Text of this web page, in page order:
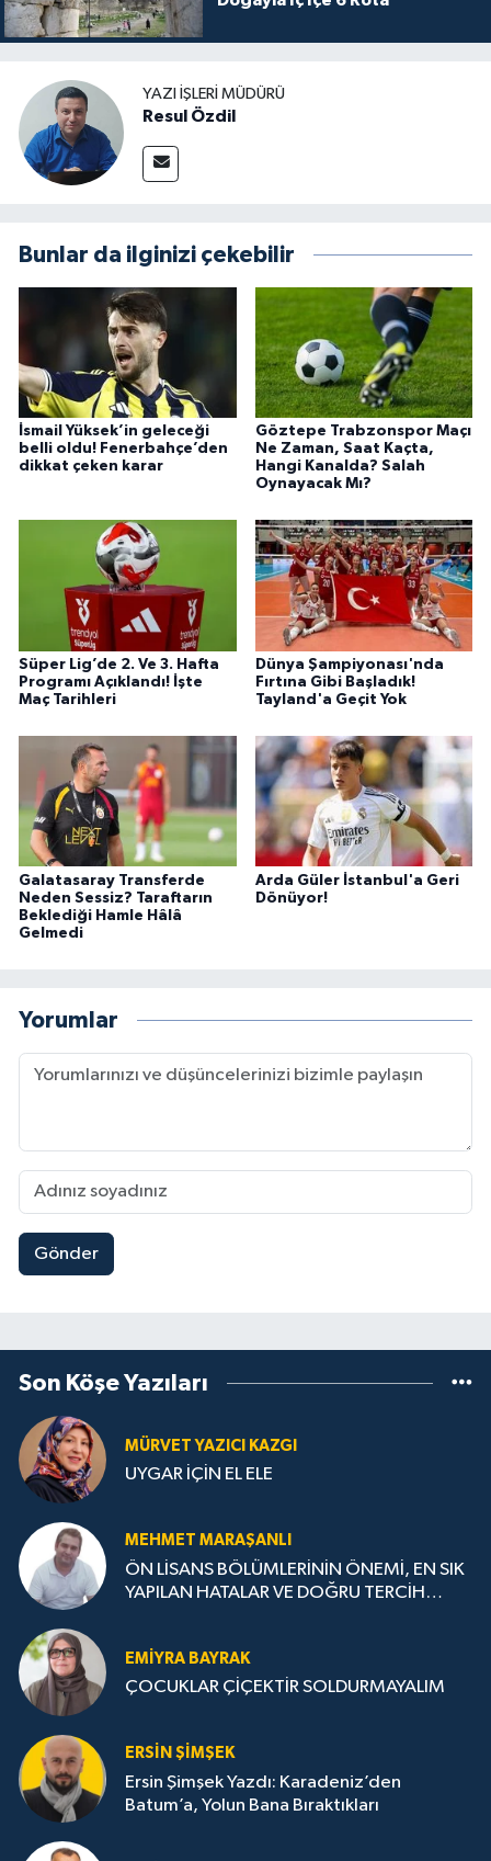
YAZI İŞLERI MÜDÜRÜ
Resul Özdil
Bunlar da ilginizi çekebilir
İsmail Yüksek’in geleceği
belli oldu! Fenerbahçe’den
dikkat çeken karar
Göztepe Trabzonspor Maçı
Ne Zaman, Saat Kaçta,
Hangi Kanalda? Salah
Oynayacak Mı?
Süper Lig’de 2. Ve 3. Hafta
Programı Açıklandı! İşte
Maç Tarihleri
Dünya Şampiyonası'nda
Fırtına Gibi Başladık!
Tayland'a Geçit Yok
Galatasaray Transferde
Neden Sessiz? Taraftarın
Beklediği Hamle Hâlâ
Gelmedi
Arda Güler İstanbul'a Geri
Dönüyor!
Yorumlar
Gönder
Son Köşe Yazıları
MÜRVET YAZICI KAZGI
UYGAR İÇİN EL ELE
MEHMET MARAŞANLI
ÖN LİSANS BÖLÜMLERİNİN ÖNEMİ, EN SIK
YAPILAN HATALAR VE DOĞRU TERCİH
EMIYRA BAYRAK
ÇOCUKLAR ÇİÇEKTİR SOLDURMAYALIM
ERSIN ŞIMŞEK
Ersin Şimşek Yazdı: Karadeniz’den
Batum’a, Yolun Bana Bıraktıkları